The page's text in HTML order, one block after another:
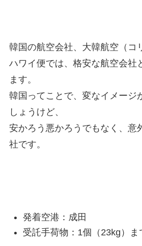
韓国の航空会社、大韓航空（コ
ハワイ便では、格安な航空会社
ます。
韓国ってことで、変なイメージ
しょうけど、
安かろう悪かろうでもなく、意
社です。
発着空港：成田
受託手荷物：1個（23kg）ま